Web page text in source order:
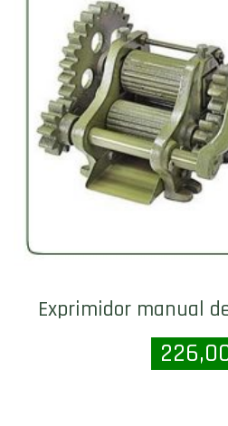
Exprimidor manual